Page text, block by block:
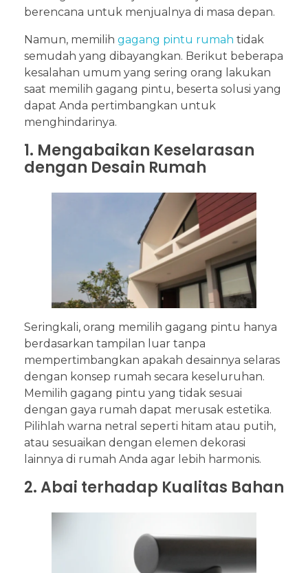
berencana untuk menjualnya di masa depan.
Namun, memilih gagang pintu rumah tidak
semudah yang dibayangkan. Berikut beberapa
kesalahan umum yang sering orang lakukan
saat memilih gagang pintu, beserta solusi yang
dapat Anda pertimbangkan untuk
menghindarinya.
1. Mengabaikan Keselarasan
dengan Desain Rumah
Seringkali, orang memilih gagang pintu hanya
berdasarkan tampilan luar tanpa
mempertimbangkan apakah desainnya selaras
dengan konsep rumah secara keseluruhan.
Memilih gagang pintu yang tidak sesuai
dengan gaya rumah dapat merusak estetika.
Pilihlah warna netral seperti hitam atau putih,
atau sesuaikan dengan elemen dekorasi
lainnya di rumah Anda agar lebih harmonis.
2. Abai terhadap Kualitas Bahan